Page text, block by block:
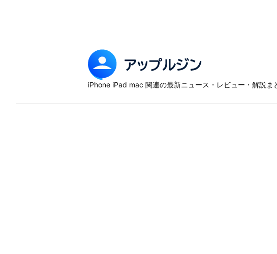
ッ
iPhone iPad mac 関連の最新ニュース・レビュー・解説ま